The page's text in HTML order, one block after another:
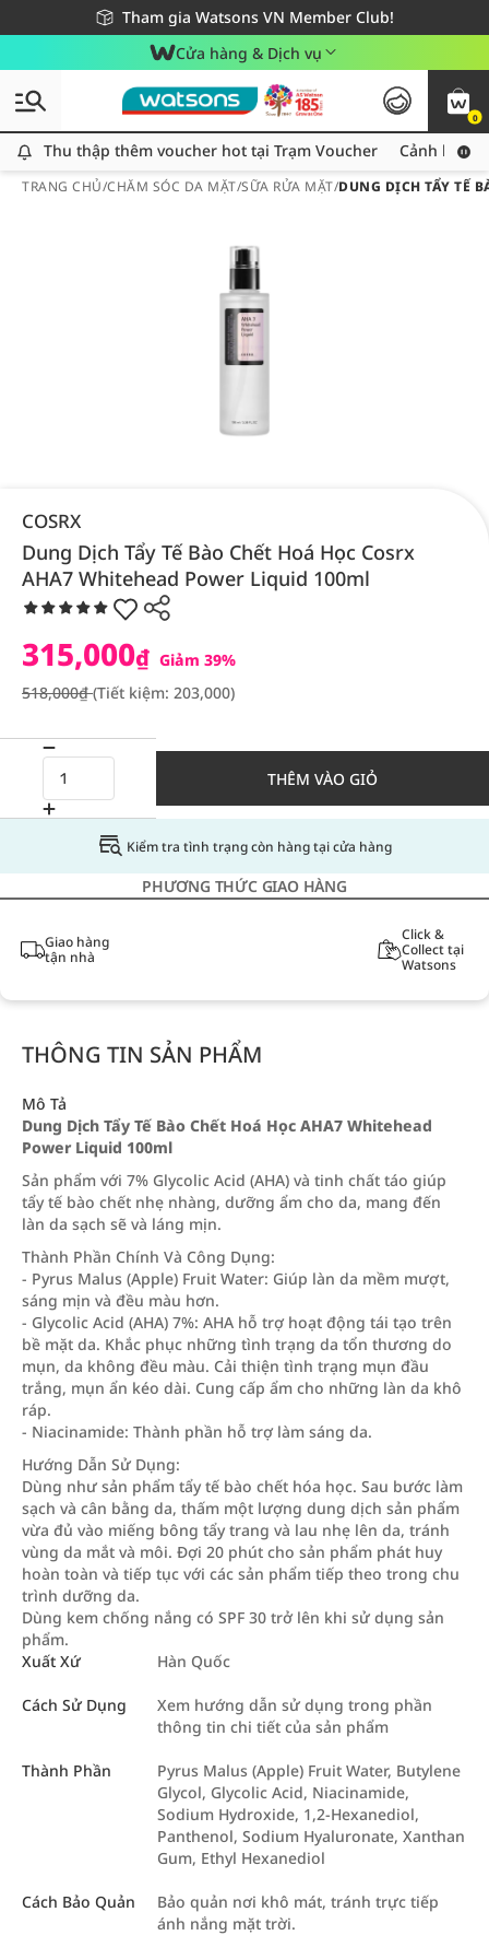
Tham gia Watsons VN Member Club!
Miễn phí giao hàng cho đơn hàng từ 249,000Đ
Giao hàng nhanh 24h - Áp dụng khu vực TP. Hồ Chí Minh
Cửa hàng & Dịch vụ
0
Thu thập thêm voucher hot tại Trạm Voucher
Thu thập thêm voucher hot tại Trạm Voucher Cảnh báo
TRANG CHỦ/CHĂM SÓC DA MẶT/SỮA RỬA MẶT/DUNG DỊCH TẨY TẾ
COSRX
Dung Dịch Tẩy Tế Bào Chết Hoá Học Cosrx
AHA7 Whitehead Power Liquid 100ml
315,000₫ Giảm 39%
518,000₫(Tiết kiệm: 203,000)
THÊM VÀO GIỎ
Kiểm tra tình trạng còn hàng tại cửa hàng
PHƯƠNG THỨC GIAO HÀNG
Giao hàng
tận nhà
Click &
Collect tại
Watsons
THÔNG TIN SẢN PHẨM
Mô Tả
Dung Dịch Tẩy Tế Bào Chết Hoá Học AHA7 Whitehead
Power Liquid 100ml
Sản phẩm với 7% Glycolic Acid (AHA) và tinh chất táo giúp
tẩy tế bào chết nhẹ nhàng, dưỡng ẩm cho da, mang đến
làn da sạch sẽ và láng mịn.
Thành Phần Chính Và Công Dụng:
- Pyrus Malus (Apple) Fruit Water: Giúp làn da mềm mượt,
sáng mịn và đều màu hơn.
- Glycolic Acid (AHA) 7%: AHA hỗ trợ hoạt động tái tạo trên
bề mặt da. Khắc phục những tình trạng da tổn thương do
mụn, da không đều màu. Cải thiện tình trạng mụn đầu
trắng, mụn ẩn kéo dài. Cung cấp ẩm cho những làn da khô
ráp.
- Niacinamide: Thành phần hỗ trợ làm sáng da.
Hướng Dẫn Sử Dụng:
Dùng như sản phẩm tẩy tế bào chết hóa học. Sau bước làm
sạch và cân bằng da, thấm một lượng dung dịch sản phẩm
vừa đủ vào miếng bông tẩy trang và lau nhẹ lên da, tránh
vùng da mắt và môi. Đợi 20 phút cho sản phẩm phát huy
hoàn toàn và tiếp tục với các sản phẩm tiếp theo trong chu
trình dưỡng da.
Dùng kem chống nắng có SPF 30 trở lên khi sử dụng sản
phẩm.
Xuất Xứ
Hàn Quốc
Cách Sử Dụng
Xem hướng dẫn sử dụng trong phần
thông tin chi tiết của sản phẩm
Thành Phần
Pyrus Malus (Apple) Fruit Water, Butylene
Glycol, Glycolic Acid, Niacinamide,
Sodium Hydroxide, 1,2-Hexanediol,
Panthenol, Sodium Hyaluronate, Xanthan
Gum, Ethyl Hexanediol
Cách Bảo Quản
Bảo quản nơi khô mát, tránh trực tiếp
ánh nắng mặt trời.